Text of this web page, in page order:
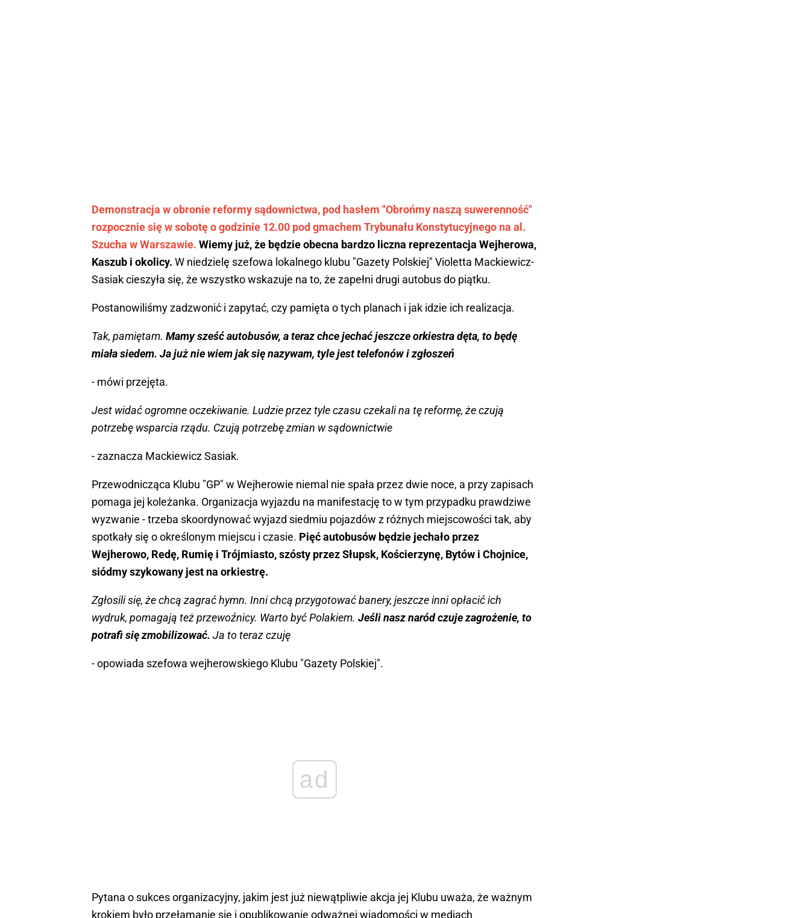
Demonstracja w obronie reformy sądownictwa, pod hasłem "Obrońmy naszą suwerenność"
rozpocznie się w sobotę o godzinie 12.00 pod gmachem Trybunału Konstytucyjnego na al.
Szucha w Warszawie. Wiemy już, że będzie obecna bardzo liczna reprezentacja Wejherowa,
Kaszub i okolicy. W niedzielę szefowa lokalnego klubu "Gazety Polskiej" Violetta Mackiewicz-
Sasiak cieszyła się, że wszystko wskazuje na to, że zapełni drugi autobus do piątku.
Postanowiliśmy zadzwonić i zapytać, czy pamięta o tych planach i jak idzie ich realizacja.
Tak, pamiętam. Mamy sześć autobusów, a teraz chce jechać jeszcze orkiestra dęta, to będę
miała siedem. Ja już nie wiem jak się nazywam, tyle jest telefonów i zgłoszeń
- mówi przejęta.
Jest widać ogromne oczekiwanie. Ludzie przez tyle czasu czekali na tę reformę, że czują
potrzebę wsparcia rządu. Czują potrzebę zmian w sądownictwie
- zaznacza Mackiewicz Sasiak.
Przewodnicząca Klubu "GP" w Wejherowie niemal nie spała przez dwie noce, a przy zapisach
pomaga jej koleżanka. Organizacja wyjazdu na manifestację to w tym przypadku prawdziwe
wyzwanie - trzeba skoordynować wyjazd siedmiu pojazdów z różnych miejscowości tak, aby
spotkały się o określonym miejscu i czasie. Pięć autobusów będzie jechało przez
Wejherowo, Redę, Rumię i Trójmiasto, szósty przez Słupsk, Kościerzynę, Bytów i Chojnice,
siódmy szykowany jest na orkiestrę.
Zgłosili się, że chcą zagrać hymn. Inni chcą przygotować banery, jeszcze inni opłacić ich
wydruk, pomagają też przewoźnicy. Warto być Polakiem. Jeśli nasz naród czuje zagrożenie, to
potrafi się zmobilizować. Ja to teraz czuję
- opowiada szefowa wejherowskiego Klubu "Gazety Polskiej".
ad
Pytana o sukces organizacyjny, jakim jest już niewątpliwie akcja jej Klubu uważa, że ważnym
krokiem było przełamanie się i opublikowanie odważnej wiadomości w mediach